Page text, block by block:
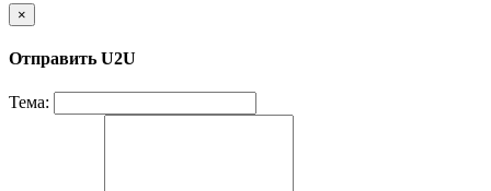
×
Отправить U2U
Тема: